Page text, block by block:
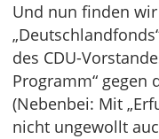
Und nun finden
des CDU-
Programm“ gegen
(Nebenbei: Mit
nicht ungewollt